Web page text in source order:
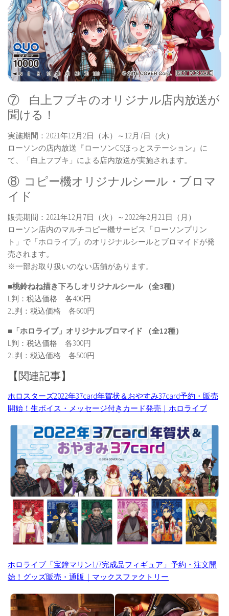
⑦ 白上フブキのオリジナル店内放送が
聞ける！
実施期間：2021年12月2日（木）～12月7日（火）
ローソンの店内放送『ローソンCSほっとステーション』に
て、「白上フブキ」による店内放送が実施されます。
⑧ コピー機オリジナルシール・ブロマ
イド
販売期間：2021年12月7日（火）～2022年2月21日（月）
ローソン店内のマルチコピー機サービス「ローソンプリン
ト」で「ホロライブ」のオリジナルシールとブロマイドが発
売されます。
※一部お取り扱いのない店舗があります。
■桃鈴ねね描き下ろしオリジナルシール （全3種）
L判：税込価格 各400円
2L判：税込価格 各600円
■「ホロライブ」オリジナルブロマイド （全12種）
L判：税込価格 各300円
2L判：税込価格 各500円
【関連記事】
ホロスターズ2022年37card年賀状＆おやすみ37card予約・販売
開始！生ボイス・メッセージ付きカード発売｜ホロライブ
ホロライブ「宝鐘マリン1/7完成品フィギュア」予約・注文開
始！グッズ販売・通販｜マックスファクトリー